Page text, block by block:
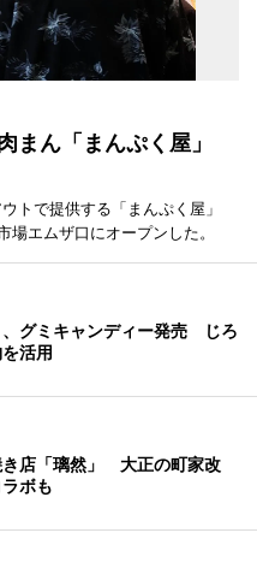
まん「まんぷく屋」
トで提供する「まんぷく屋」
場エムザ口にオープンした。
、グミキャンディー発売 じろ
活用
き店「璃然」 大正の町家改
ボも